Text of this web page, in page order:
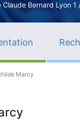
Bernard Lyon
Marcy